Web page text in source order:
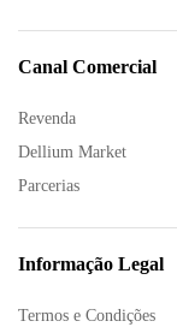
Canal Comercial
Revenda
Dellium Market
Parcerias
Informação Legal
Termos e Condições